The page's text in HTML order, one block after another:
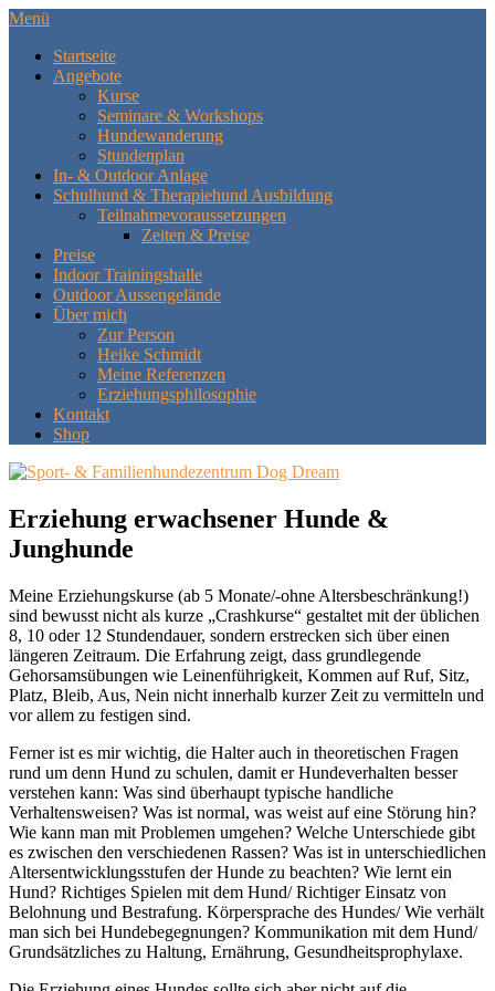
Menü
Startseite
Angebote
Kurse
Seminare & Workshops
Hundewanderung
Stundenplan
In- & Outdoor Anlage
Schulhund & Therapiehund Ausbildung
Teilnahmevoraussetzungen
Zeiten & Preise
Preise
Indoor Trainingshalle
Outdoor Aussengelände
Über mich
Zur Person
Heike Schmidt
Meine Referenzen
Erziehungsphilosophie
Kontakt
Shop
Erziehung erwachsener Hunde &
Junghunde
Meine Erziehungskurse (ab 5 Monate/-ohne Altersbeschränkung!)
sind bewusst nicht als kurze „Crashkurse“ gestaltet mit der üblichen
8, 10 oder 12 Stundendauer, sondern erstrecken sich über einen
längeren Zeitraum. Die Erfahrung zeigt, dass grundlegende
Gehorsamsübungen wie Leinenführigkeit, Kommen auf Ruf, Sitz,
Platz, Bleib, Aus, Nein nicht innerhalb kurzer Zeit zu vermitteln und
vor allem zu festigen sind.
Ferner ist es mir wichtig, die Halter auch in theoretischen Fragen
rund um denn Hund zu schulen, damit er Hundeverhalten besser
verstehen kann: Was sind überhaupt typische handliche
Verhaltensweisen? Was ist normal, was weist auf eine Störung hin?
Wie kann man mit Problemen umgehen? Welche Unterschiede gibt
es zwischen den verschiedenen Rassen? Was ist in unterschiedlichen
Altersentwicklungsstufen der Hunde zu beachten? Wie lernt ein
Hund? Richtiges Spielen mit dem Hund/ Richtiger Einsatz von
Belohnung und Bestrafung. Körpersprache des Hundes/ Wie verhält
man sich bei Hundebegegnungen? Kommunikation mit dem Hund/
Grundsätzliches zu Haltung, Ernährung, Gesundheitsprophylaxe.